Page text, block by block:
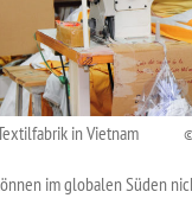
in Vietnam
im globalen Süden